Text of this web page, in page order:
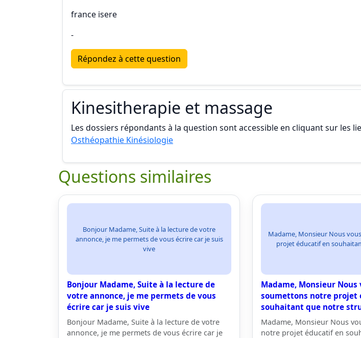
france isere
-
Répondez à cette question
Kinesitherapie et massage
Les dossiers répondants à la question sont accessible en cliquant sur les
Osthéopathie Kinésiologie
Questions similaires
Bonjour Madame, Suite à la lecture de votre
annonce, je me permets de vous écrire car je suis
vive
Bonjour Madame, Suite à la lecture de
votre annonce, je me permets de vous
écrire car je suis vive
Bonjour Madame, Suite à la lecture de votre
annonce, je me permets de vous écrire car je
Madame, Monsieur Nous
projet éducatif en
Madame, Monsieur Nous
soumettons notre projet
souhaitant que notre
Madame, Monsieur Nous
notre projet éducatif en